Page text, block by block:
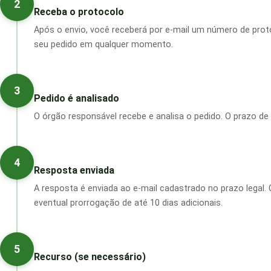
2
Receba o protocolo
Após o envio, você receberá por e-mail um número de
seu pedido em qualquer momento.
3
Pedido é analisado
O órgão responsável recebe e analisa o pedido. O prazo
4
Resposta enviada
A resposta é enviada ao e-mail cadastrado no prazo
eventual prorrogação de até 10 dias adicionais.
5
Recurso (se necessário)